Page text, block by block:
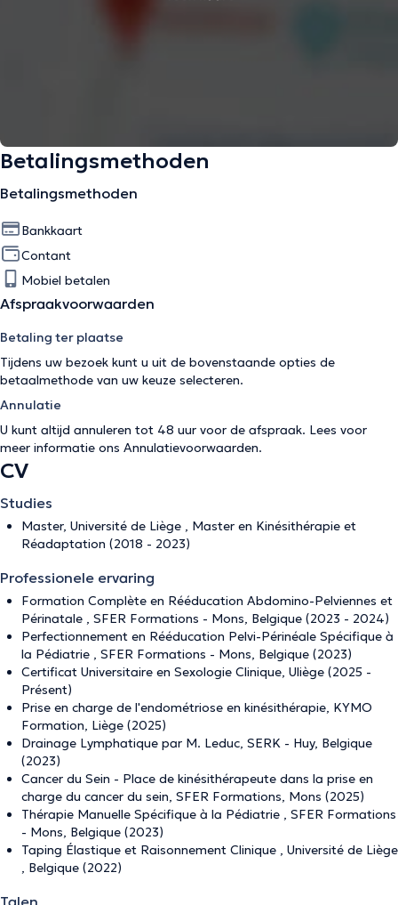
Betalingsmethoden
Betalingsmethoden
Bankkaart
Contant
Mobiel betalen
Afspraakvoorwaarden
Betaling ter plaatse
Tijdens uw bezoek kunt u uit de bovenstaande opties de
betaalmethode van uw keuze selecteren.
Annulatie
U kunt altijd annuleren tot 48 uur voor de afspraak. Lees voor
meer informatie ons Annulatievoorwaarden.
CV
Studies
Master, Université de Liège , Master en Kinésithérapie et
Réadaptation (2018 - 2023)
Professionele ervaring
Formation Complète en Rééducation Abdomino-Pelviennes et
Périnatale , SFER Formations - Mons, Belgique (2023 - 2024)
Perfectionnement en Rééducation Pelvi-Périnéale Spécifique à
la Pédiatrie , SFER Formations - Mons, Belgique (2023)
Certificat Universitaire en Sexologie Clinique, Uliège (2025 -
Présent)
Prise en charge de l'endométriose en kinésithérapie, KYMO
Formation, Liège (2025)
Drainage Lymphatique par M. Leduc, SERK - Huy, Belgique
(2023)
Cancer du Sein - Place de kinésithérapeute dans la prise en
charge du cancer du sein, SFER Formations, Mons (2025)
Thérapie Manuelle Spécifique à la Pédiatrie , SFER Formations
- Mons, Belgique (2023)
Taping Élastique et Raisonnement Clinique , Université de Liège
, Belgique (2022)
Talen